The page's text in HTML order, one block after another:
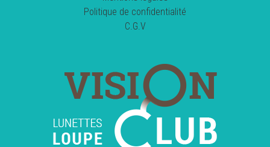
Politique de confidentialité
C.G.V